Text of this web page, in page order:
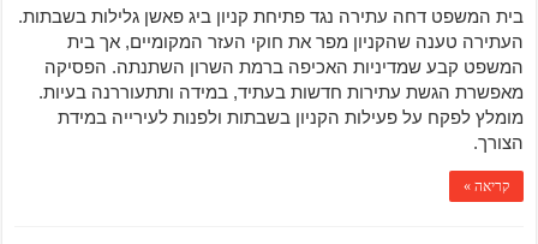
בית המשפט דחה עתירה נגד פתיחת קניון ביג פאשן גלילות בשבתות.
העתירה טענה שהקניון מפר את חוקי העזר המקומיים, אך בית
המשפט קבע שמדיניות האכיפה ברמת השרון השתנתה. הפסיקה
מאפשרת הגשת עתירות חדשות בעתיד, במידה ותתעוררנה בעיות.
מומלץ לפקח על פעילות הקניון בשבתות ולפנות לעירייה במידת
הצורך.
קריאה »